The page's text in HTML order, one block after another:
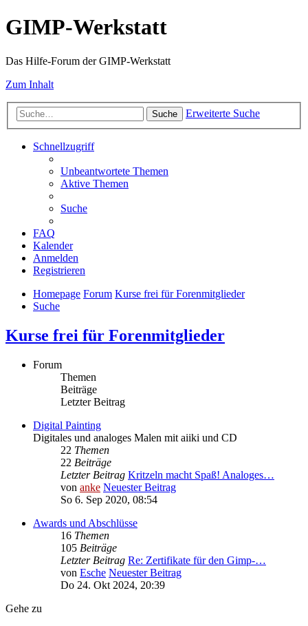
GIMP-Werkstatt
Das Hilfe-Forum der GIMP-Werkstatt
Zum Inhalt
Suche Erweiterte Suche
Schnellzugriff
Unbeantwortete Themen
Aktive Themen
Suche
FAQ
Kalender
Anmelden
Registrieren
Homepage Forum Kurse frei für Forenmitglieder
Suche
Kurse frei für Forenmitglieder
Forum
Themen
Beiträge
Letzter Beitrag
Digital Painting
Digitales und analoges Malen mit aiiki und CD
22 Themen
22 Beiträge
Letzter Beitrag Kritzeln macht Spaß! Analoges…
von anke Neuester Beitrag
So 6. Sep 2020, 08:54
Awards und Abschlüsse
16 Themen
105 Beiträge
Letzter Beitrag Re: Zertifikate für den Gimp-…
von Esche Neuester Beitrag
Do 24. Okt 2024, 20:39
Gehe zu